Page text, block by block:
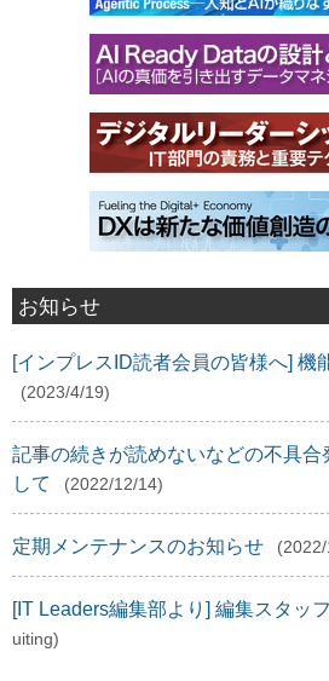
お知らせ
[インプレスID読者会員の皆様へ] 機
(2023/4/19)
記事の続きが読めないなどの不具合
して
(2022/12/14)
定期メンテナンスのお知らせ
[IT Leaders編集部より] 編集スタッ
uiting)